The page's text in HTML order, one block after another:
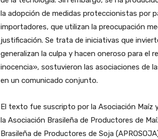
la adopción de medidas proteccionistas por
importadores, que utilizan la preocupación
justificación. Se trata de iniciativas que
generalizan la culpa y hacen oneroso para el
inocencia», sostuvieron las asociaciones de
en un comunicado conjunto.
El texto fue suscripto por la Asociación Maíz
la Asociación Brasileña de Productores de
Brasileña de Productores de Soja